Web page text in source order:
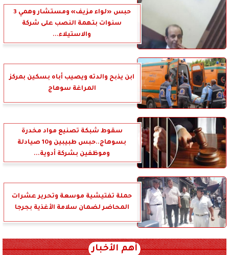
حبس «لواء مزيف» ومستشار وهمي 3
سنوات بتهمة النصب على شركة
والاستيلاء...
ابن يذبح والدته ويصيب أباه بسكين بمركز
المراغة سوهاج
سقوط شبكة تصنيع مواد مخدرة
بسوهاج..حبس طبيبين و10 صيادلة
وموظفين بشركة أدوية...
حملة تفتيشية موسعة وتحرير عشرات
المحاضر لضمان سلامة الأغذية بجرجا
أهم الأخبار